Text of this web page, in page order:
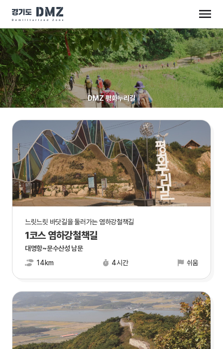
DMZ 평화누리길
느릿느릿 바닷길을 둘러가는 염하강철책길
1코스 염하강철책길
대명항~문수산성 남문
14km
4시간 쉬움